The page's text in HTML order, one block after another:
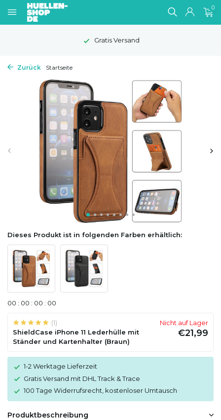
0
Gratis Versand
Zurück Startseite
Dieses Produkt ist in folgenden Farben erhältlich:
00 : 00 : 00 : 00
(1)
ShieldCase iPhone 11 Lederhülle mit
Ständer und Kartenhalter (Braun)
Nicht auf Lager
€21,99
1-2 Werktage Lieferzeit
Gratis Versand mit DHL Track & Trace
100 Tage Widerrufsrecht, kostenloser Umtausch
Produktbeschreibung